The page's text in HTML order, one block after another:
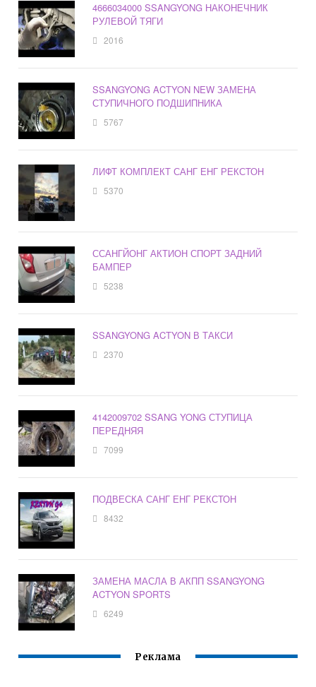
4666034000 SSANGYONG НАКОНЕЧНИК
РУЛЕВОЙ ТЯГИ
2016
SSANGYONG ACTYON NEW ЗАМЕНА
СТУПИЧНОГО ПОДШИПНИКА
5767
ЛИФТ КОМПЛЕКТ САНГ ЕНГ РЕКСТОН
5370
ССАНГЙОНГ АКТИОН СПОРТ ЗАДНИЙ
БАМПЕР
5238
SSANGYONG ACTYON В ТАКСИ
2370
4142009702 SSANG YONG СТУПИЦА
ПЕРЕДНЯЯ
7099
ПОДВЕСКА САНГ ЕНГ РЕКСТОН
8432
ЗАМЕНА МАСЛА В АКПП SSANGYONG
ACTYON SPORTS
6249
Реклама